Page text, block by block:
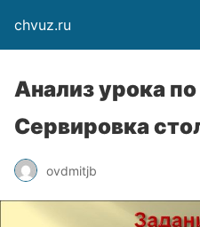
chvuz.ru
Анализ урока
Сервировка
ovdmitjb